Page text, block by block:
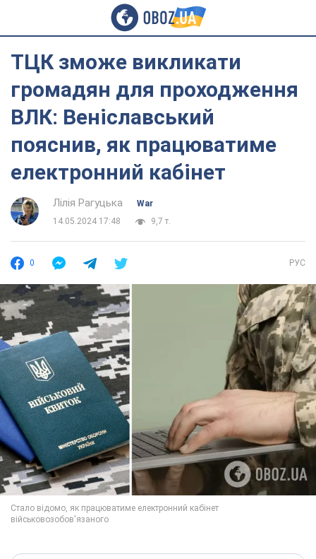
ТЦК зможе викликати
громадян для проходження
ВЛК: Веніславський
пояснив, як працюватиме
електронний кабінет
Лілія Рагуцька
War
14.05.2024 17:48
9,7 т.
0 РУС